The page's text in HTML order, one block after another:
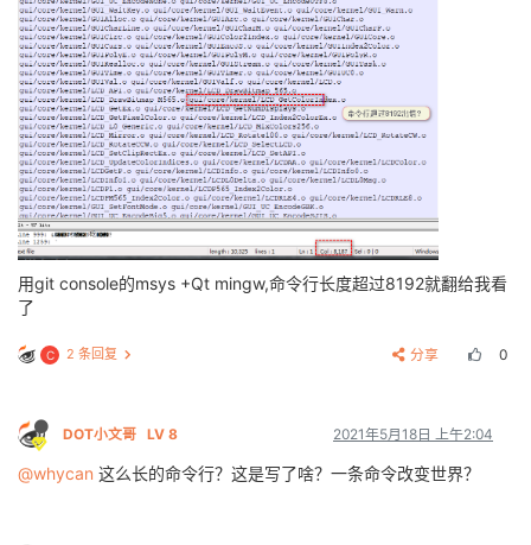
用git console的msys +Qt mingw,命令行长度超过8192就翻给我看
了
C 2 条回复 分享 0
DOT小文哥 LV 8 2021年5月18日 上午2:04
@whycan 这么长的命令行？这是写了啥？一条命令改变世界？